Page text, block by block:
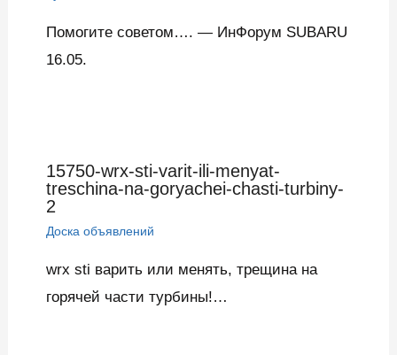
Помогите советом…. — ИнФорум SUBARU
16.05.
15750-wrx-sti-varit-ili-menyat-
treschina-na-goryachei-chasti-turbiny-
2
Доска объявлений
wrx sti варить или менять, трещина на
горячей части турбины!…